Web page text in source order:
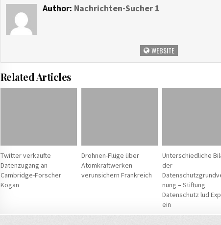
Author: Nachrichten-Sucher 1
WEBSITE
Related Articles
Twitter verkaufte
Datenzugang an
Cambridge-Forscher
Kogan
Drohnen-Flüge über
Atomkraftwerken
verunsichern Frankreich
Unterschiedliche
der
nung – Stiftung
Datenschutz lud
ein